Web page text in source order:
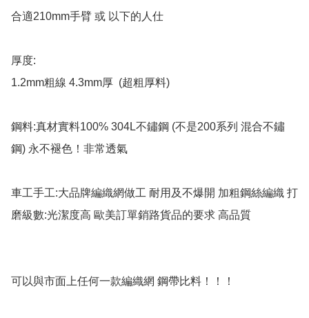
合適210mm手臂 或 以下的人仕
厚度:
1.2mm粗線 4.3mm厚  (超粗厚料)
鋼料:真材實料100% 304L不鏽鋼 (不是200系列 混合不鏽
鋼) 永不褪色！非常透氣
車工手工:大品牌編織網做工 耐用及不爆開 加粗鋼絲編織 打
磨級數:光潔度高 歐美訂單銷路貨品的要求 高品質
可以與市面上任何一款編織網 鋼帶比料！！！